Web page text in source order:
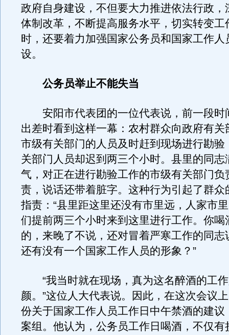
政府自身建设，不但要大力推进依法行政，
体制改革，不断提高服务水平，切实转变工
时，还要着力加强国家公务员和国家工作人
设。
公务员举止不能失当
安阳市代表团的一位代表说，前一段时
出差时看到这样一幕：农村群众向政府有关
市级有关部门的人员及时赶到现场进行勘验
关部门人员却迟到两三个小时。县里的同志
气，对正在进行勘验工作的市级有关部门负
责，说话还带着脏字。这种行为引起了群众
指责：“县里距这里还没有市里远，人家市
们提前两三个小时来到这里进行工作。你喝
的，来晚了不说，还对冒着严寒工作的同志
还有没有一个国家工作人员的形象？”
“我当时就在现场，真为这名醉酒的工作
颜。”这位人大代表说。因此，在这次会议
份关于国家工作人员工作日中午禁酒的建议
案组。他认为，公务员工作日喝酒，不仅有